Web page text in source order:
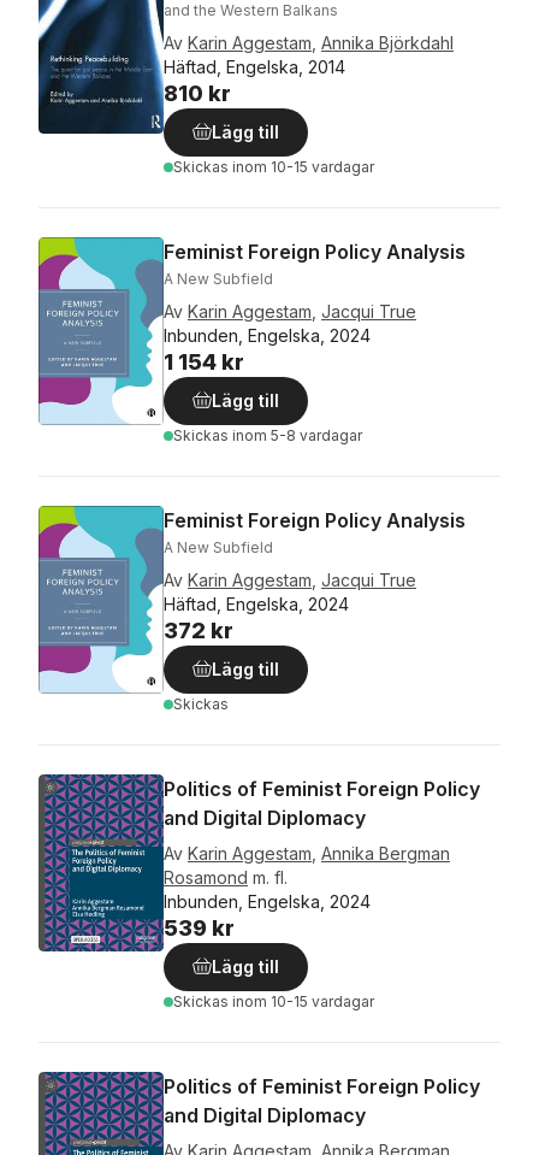
and the Western Balkans
Av Karin Aggestam Annika Björkdahl
Häftad, Engelska, 2014
810 kr
Lägg till
Skickas inom 10-15 vardagar
Feminist Foreign Policy Analysis
A New Subfield
Av Karin Aggestam Jacqui True
Inbunden, Engelska, 2024
1 154 kr
Lägg till
Skickas inom 5-8 vardagar
Feminist Foreign Policy Analysis
A New Subfield
Av Karin Aggestam Jacqui True
Häftad, Engelska, 2024
372 kr
Lägg till
Skickas
Politics of Feminist Foreign Policy
and Digital Diplomacy
Av Karin Aggestam Annika Bergman
Rosamond m. fl.
Inbunden, Engelska, 2024
539 kr
Lägg till
Skickas inom 10-15 vardagar
Politics of Feminist Foreign Policy
and Digital Diplomacy
Av Karin Aggestam Annika Bergman